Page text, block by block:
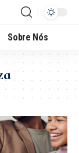
Sobre Nós